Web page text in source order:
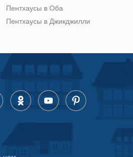
Пентхаусы в Оба
Пентхаусы в Джикджилли